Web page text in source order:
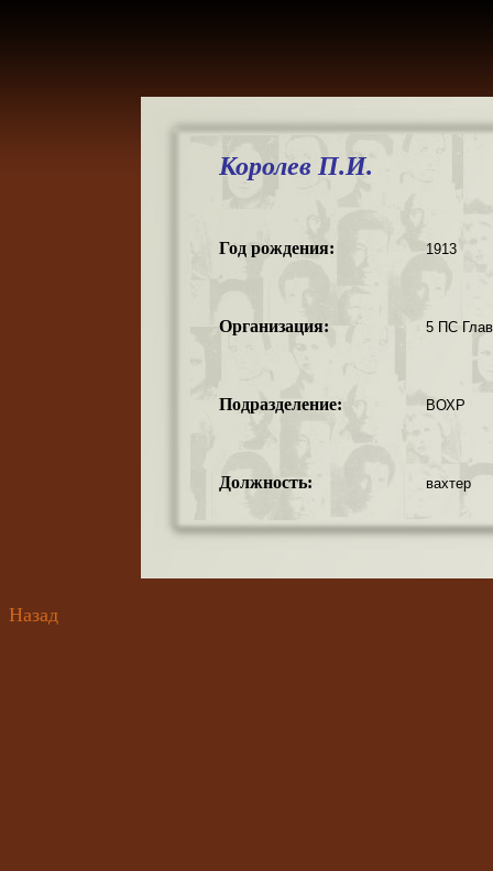
Королев П.И.
Год рождения: 1913
Организация: 5 ПС
Подразделение: ВОХР
Должность: вахтер
Назад